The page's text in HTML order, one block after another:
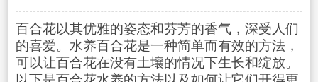
百合花以其优雅的姿态和芬芳的香气，深受人们
的喜爱。水养百合花是一种简单而有效的方法，
可以让百合花在没有土壤的情况下生长和绽放。